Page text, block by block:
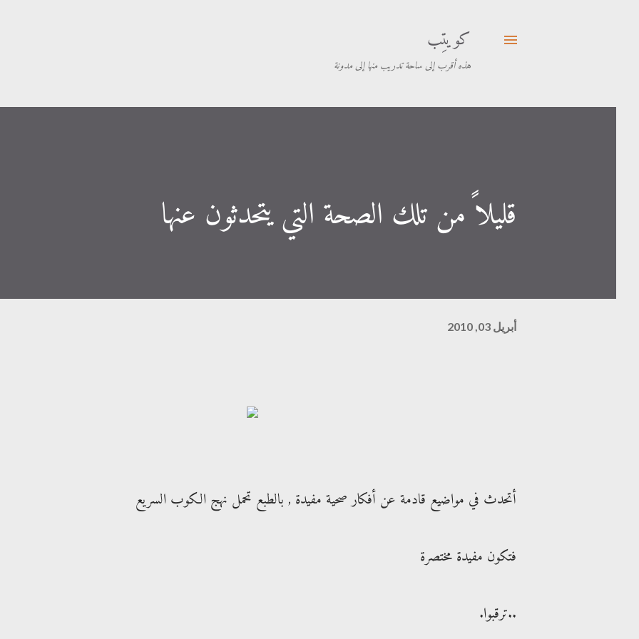
كويتِب
هذه أقرب إلى ساحة تدريب منها إلى مدونة
قليلاً من تلك الصحة التي يتحدثون عنها
أبريل 03, 2010
أتحدث في مواضيع قادمة عن أفكار صحية مفيدة , بالطبع تحمل نهج الكوب السريع
فتكون مفيدة مختصرة
..ترقبوا.